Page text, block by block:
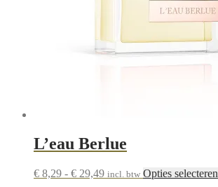
L’eau Berlue
€ 8,29 - € 29,49Prijsklasse:
incl. btw Opties selecteren